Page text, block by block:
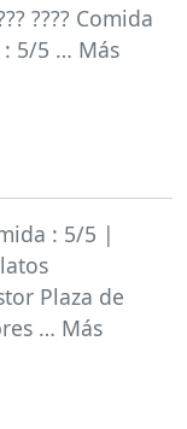
???? Comida
5/5 … Más
: 5/5 |
Plaza de
… Más